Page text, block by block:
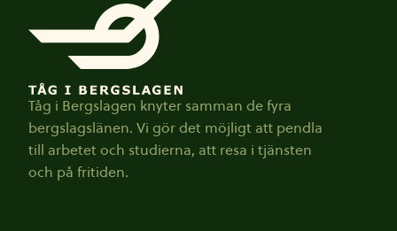
Tåg i Bergslagen knyter samman de fyra
bergslagslänen. Vi gör det möjligt att pendla
till arbetet och studierna, att resa i tjänsten
och på fritiden.